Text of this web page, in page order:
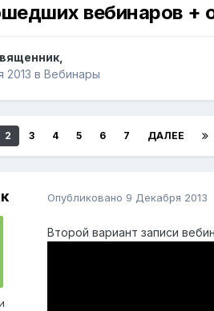
вебинаров +
2013 в Вебинары
2 3 4 5 6 7 ДАЛЕЕ
Опубликовано 9 Декабря 2013
Второй вариант записи